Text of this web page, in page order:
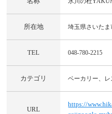
所在地 埼玉県さいた
TEL 048-780-2215
カテゴリ ベーカリー、
URL
https://